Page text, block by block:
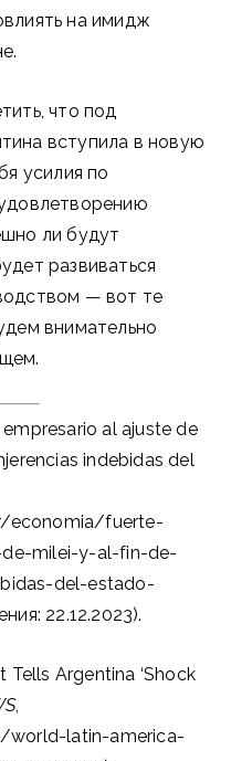
на имидж
что под
вступила в новую
усилия по
ли будут
развиваться
— вот те
внимательно
empresario al ajuste de
indebidas del
economia/fuerte-
milei-y-al-fin-de-
del-estado-
22.12.2023).
Tells Argentina ‘Shock
,
latin-america-